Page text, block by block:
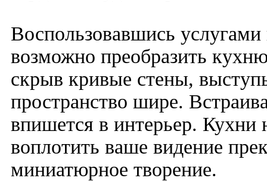
Воспользовавшись
возможно преобразить
скрыв кривые стены,
пространство шире.
впишется в интерьер. Кухни
воплотить ваше видение
миниатюрное творение.